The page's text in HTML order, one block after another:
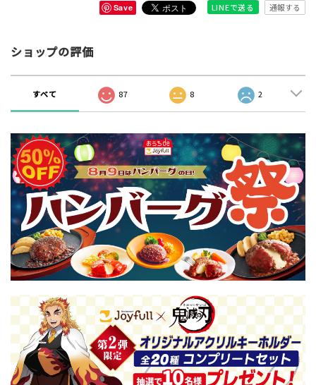
Save LINEで送る 通報する
ショップの評価
すべて 87 8 2